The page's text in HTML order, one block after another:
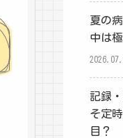
夏の
中は
記録
そ定
目？